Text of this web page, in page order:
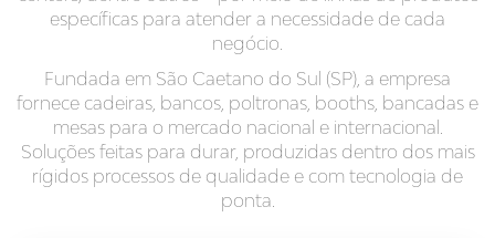
específicas para atender a necessidade de cada
negócio.
Fundada em São Caetano do Sul (SP), a empresa
fornece cadeiras, bancos, poltronas, booths, bancadas e
mesas para o mercado nacional e internacional.
Soluções feitas para durar, produzidas dentro dos mais
rígidos processos de qualidade e com tecnologia de
ponta.